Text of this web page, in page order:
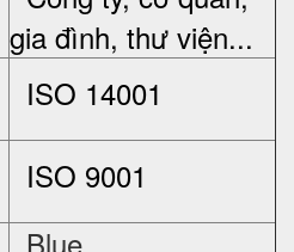
gia đình, thư viện...
ISO 14001
ISO 9001
Blue